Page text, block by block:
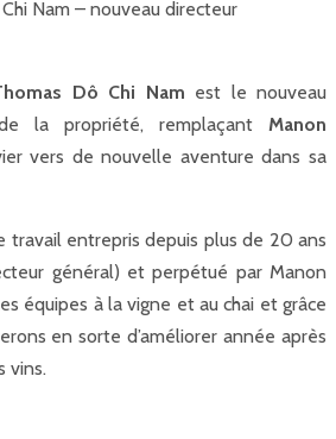
Dô Chi Nam est le nouveau
la propriété, remplaçant Manon
vers de nouvelle aventure dans sa
travail entrepris depuis plus de 20 ans
général) et perpétué par Manon
équipes à la vigne et au chai et grâce
en sorte d’améliorer année après
vins.